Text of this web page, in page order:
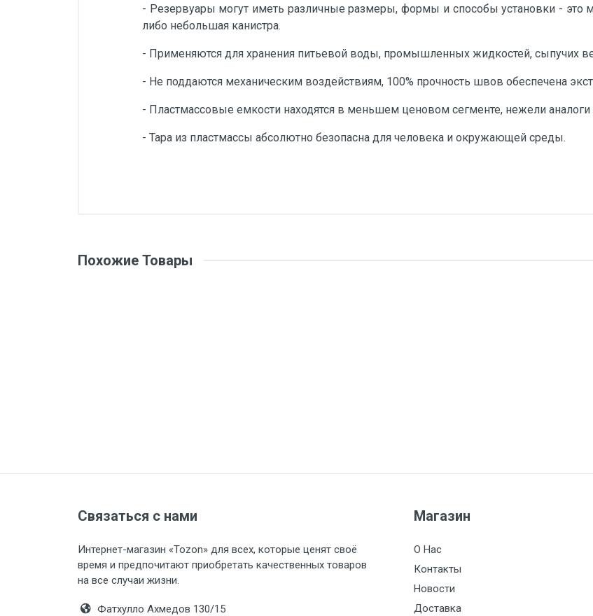
- Резервуары могут иметь различные размеры, формы и способы установки - это
либо небольшая канистра.
- Применяются для хранения питьевой воды, промышленных жидкостей, сыпучих
- Не поддаются механическим воздействиям, 100% прочность швов обеспечена
- Пластмассовые емкости находятся в меньшем ценовом сегменте, нежели аналоги
- Тара из пластмассы абсолютно безопасна для человека и окружающей среды.
Диаметр горловины
Похожие Товары
Связаться с нами
Интернет-магазин «Tozon» для всех, которые ценят своё
время и предпочитают приобретать качественных товаров
на все случаи жизни.
Фатхулло Ахмедов 130/15
Магазин
О Нас
Контакты
Новости
Доставка